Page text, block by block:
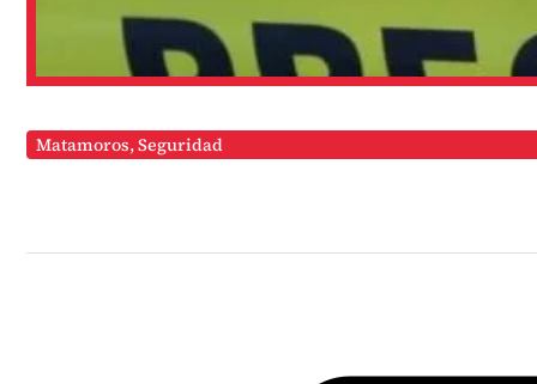
Matamoros,Seguridad